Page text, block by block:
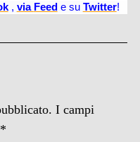
, via Feede su Twitter!
I campi
*